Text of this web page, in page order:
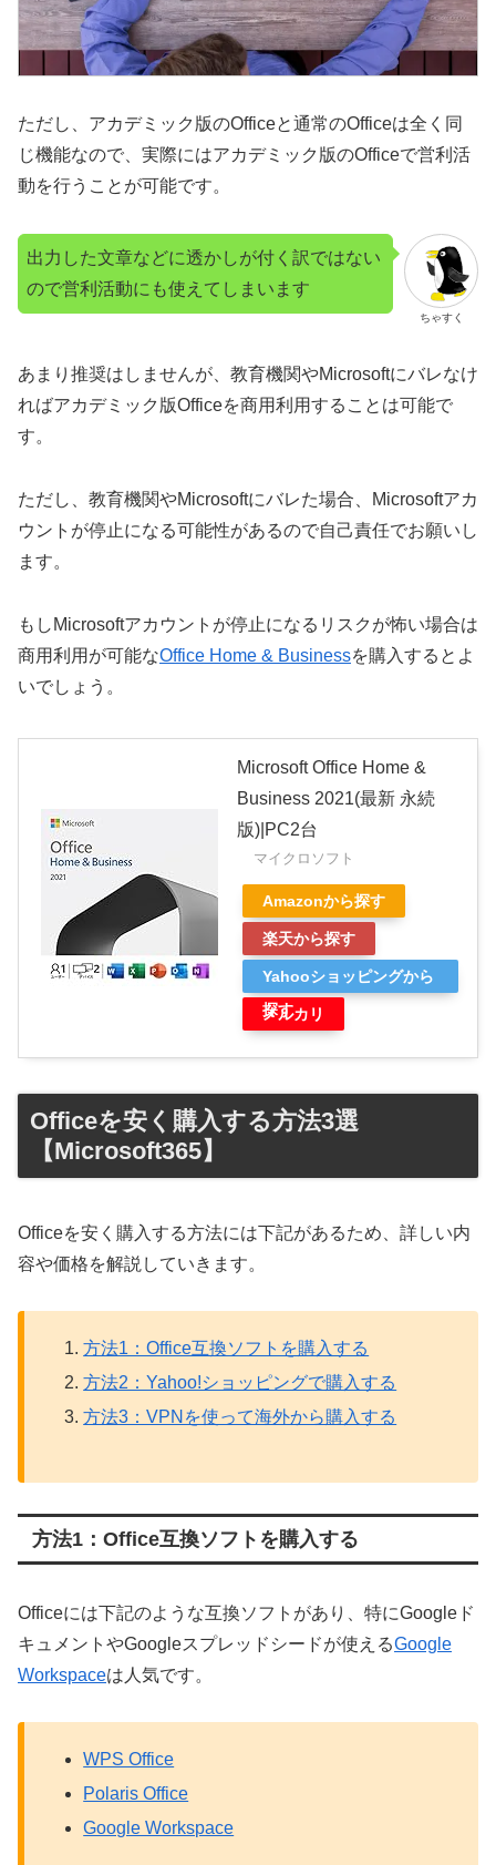
ただし、アカデミック版のOfficeと通常のOfficeは全く同
じ機能なので、実際にはアカデミック版のOfficeで営利活
動を行うことが可能です。
ちゃすく
出力した文章などに透かしが付く訳ではない
ので営利活動にも使えてしまいます
あまり推奨はしませんが、教育機関やMicrosoftにバレなけ
ればアカデミック版Officeを商用利用することは可能で
す。
ただし、教育機関やMicrosoftにバレた場合、Microsoftアカ
ウントが停止になる可能性があるので自己責任でお願いし
ます。
もしMicrosoftアカウントが停止になるリスクが怖い場合は
商用利用が可能なOffice Home & Businessを購入するとよ
いでしょう。
Microsoft Office Home &
Business 2021(最新 永続
版)|PC2台
マイクロソフト
Amazonから探す
楽天から探す
Yahooショッピングから
探す
メルカリ
Officeを安く購入する方法3選
【Microsoft365】
Officeを安く購入する方法には下記があるため、詳しい内
容や価格を解説していきます。
方法1：Office互換ソフトを購入する
方法2：Yahoo!ショッピングで購入する
方法3：VPNを使って海外から購入する
方法1：Office互換ソフトを購入する
Officeには下記のような互換ソフトがあり、特にGoogleド
キュメントやGoogleスプレッドシードが使えるGoogle
Workspaceは人気です。
WPS Office
Polaris Office
Google Workspace